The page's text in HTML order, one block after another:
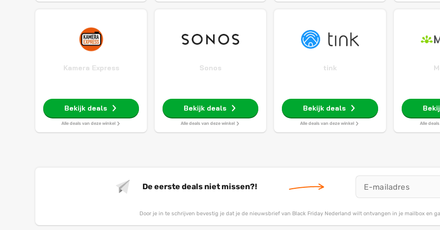
Kamera Express
Bekijk deals
Alle deals van deze winkel
Sonos
Bekijk deals
Alle deals van deze winkel
tink
Bekijk deals
Alle deals van deze winkel Alle
De eerste deals niet missen?!
Door je in te schrijven bevestig je dat je de nieuwsbrief van Black Friday Nederland wilt ontvangen in je mailbox en